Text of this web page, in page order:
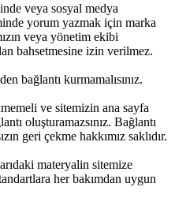
veya sosyal medya
yorum yazmak için marka
veya yönetim ekibi
bahsetmesine izin verilmez.
bağlantı kurmamalısınız.
ve sitemizin ana sayfa
oluşturamazsınız. Bağlantı
geri çekme hakkımız saklıdır.
materyalin sitemize
her bakımdan uygun